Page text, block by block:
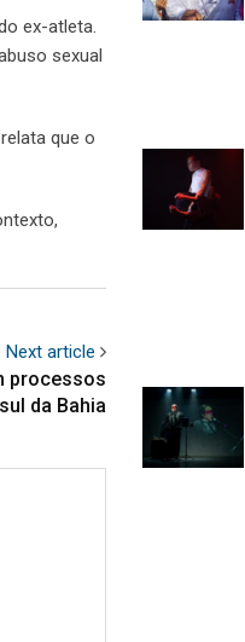
ex-atleta.
sexual
que o
Next article
processos
da Bahia